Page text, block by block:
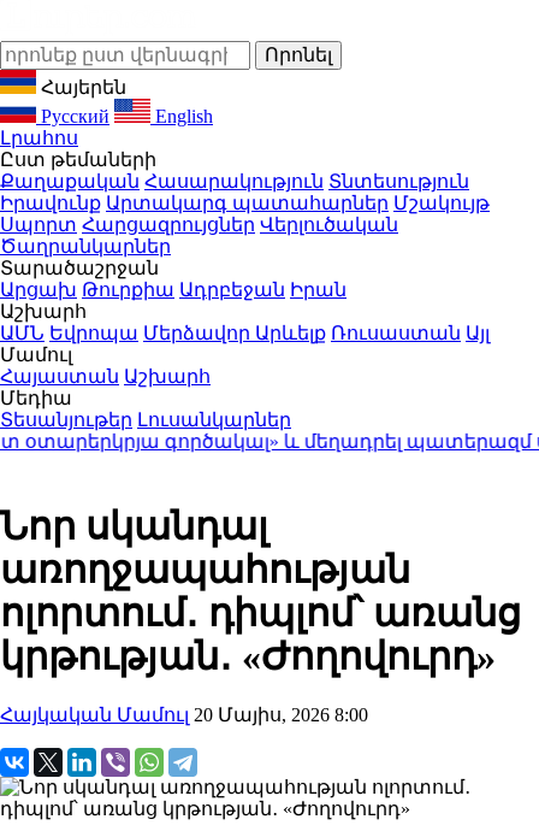
Հայերեն
Русский
English
Լրահոս
Ըստ թեմաների
Քաղաքական Հասարակություն Տնտեսություն
Իրավունք Արտակարգ պատահարներ Մշակույթ
Սպորտ Հարցազրույցներ Վերլուծական
Ծաղրանկարներ
Տարածաշրջան
Արցախ Թուրքիա Ադրբեջան Իրան
Աշխարհ
ԱՄՆ Եվրոպա Մերձավոր Արևելք Ռուսաստան Այլ
Մամուլ
Հայաստան Աշխարհ
Մեդիա
Տեսանյութեր Լուսանկարներ
գործակալ» և մեղադրել պատերազմ
Նոր սկանդալ
առողջապահության
ոլորտում․ դիպլոմ՝ առանց
կրթության․ «Ժողովուրդ»
Հայկական Մամուլ 20 Մայիս, 2026 8:00